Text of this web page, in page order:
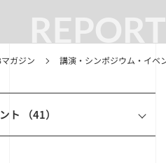
REPORT
ガジン 講演・シンポジウム・イベ
ト （41）